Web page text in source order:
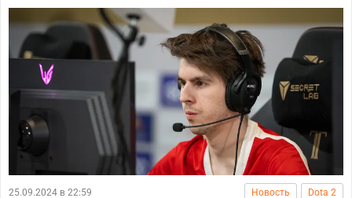
25.09.2024 в 22:59 Новость Dota 2